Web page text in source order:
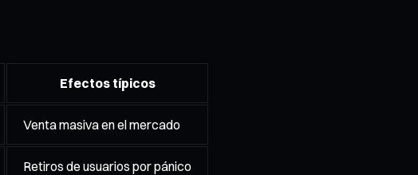
Efectos típicos
Venta masiva en el mercado
Retiros de usuarios por pánico